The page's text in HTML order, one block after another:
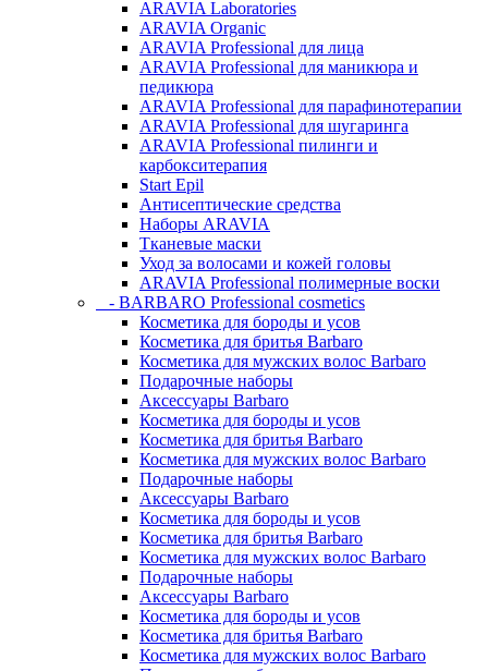
ARAVIA Laboratories
ARAVIA Organic
ARAVIA Professional для лица
ARAVIA Professional для маникюра и
педикюра
ARAVIA Professional для парафинотерапии
ARAVIA Professional для шугаринга
ARAVIA Professional пилинги и
карбокситерапия
Start Epil
Антисептические средства
Наборы ARAVIA
Тканевые маски
Уход за волосами и кожей головы
ARAVIA Professional полимерные воски
- BARBARO Professional cosmetics
Косметика для бороды и усов
Косметика для бритья Barbaro
Косметика для мужских волос Barbaro
Подарочные наборы
Аксессуары Barbaro
Косметика для бороды и усов
Косметика для бритья Barbaro
Косметика для мужских волос Barbaro
Подарочные наборы
Аксессуары Barbaro
Косметика для бороды и усов
Косметика для бритья Barbaro
Косметика для мужских волос Barbaro
Подарочные наборы
Аксессуары Barbaro
Косметика для бороды и усов
Косметика для бритья Barbaro
Косметика для мужских волос Barbaro